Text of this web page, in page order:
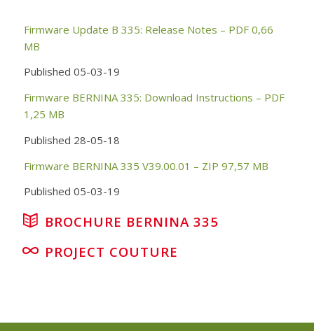
Firmware Update B 335: Release Notes – PDF 0,66
MB
Published 05-03-19
Firmware BERNINA 335: Download Instructions – PDF
1,25 MB
Published 28-05-18
Firmware BERNINA 335 V39.00.01 – ZIP 97,57 MB
Published 05-03-19
BROCHURE BERNINA 335
PROJECT COUTURE